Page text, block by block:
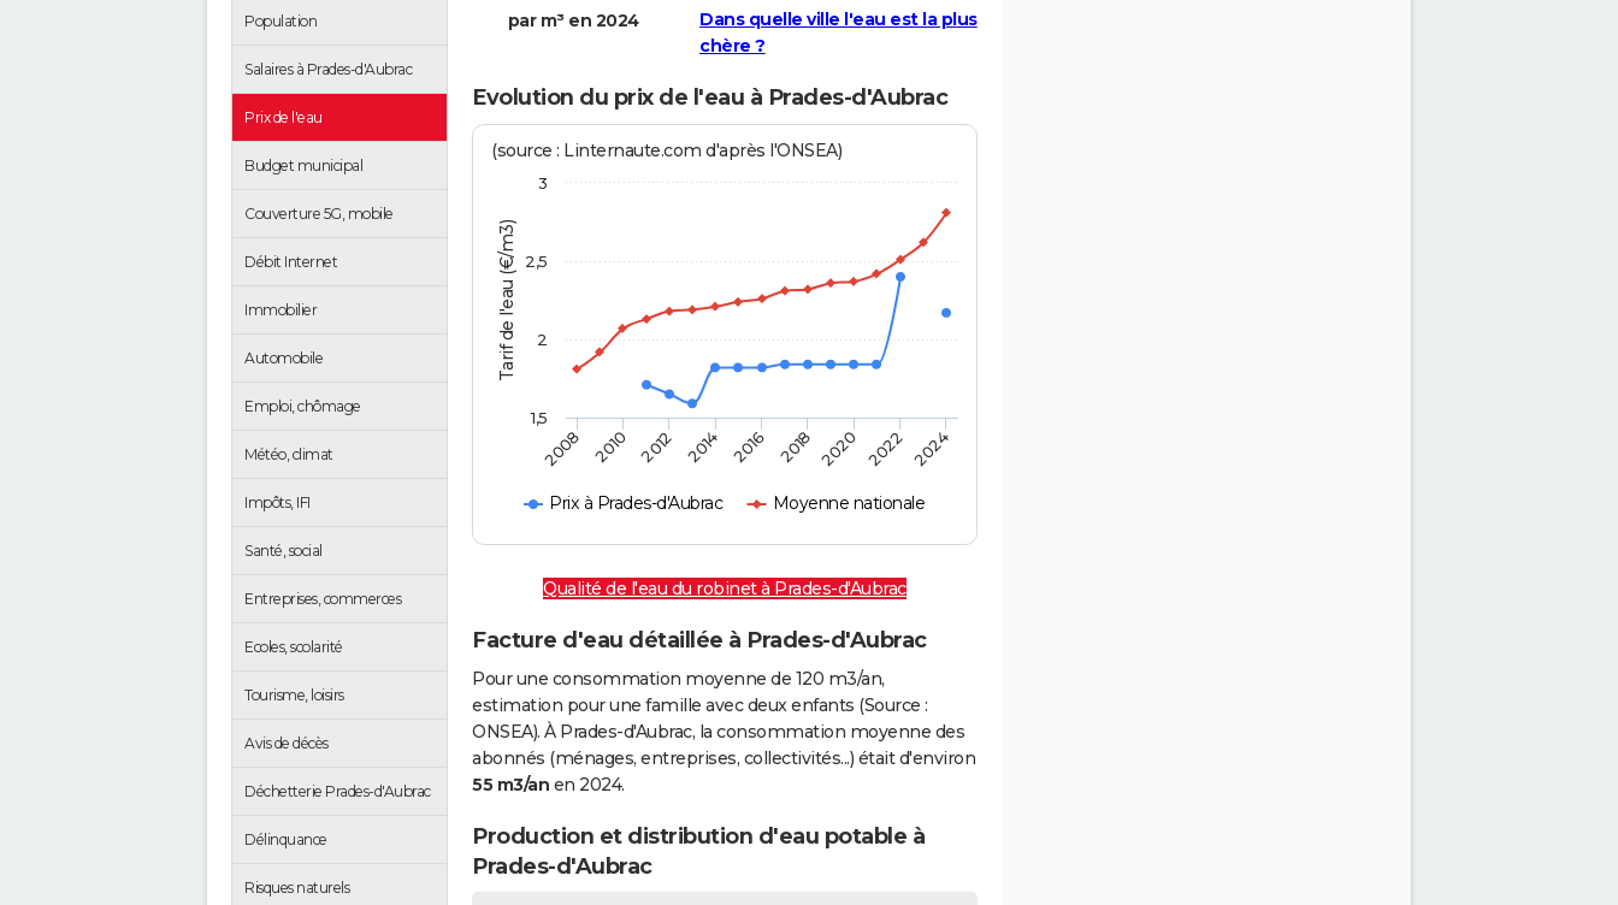
Population
Salaires à Prades-d'Aubrac
Prix de l'eau
Budget municipal
Couverture 5G, mobile
Débit Internet
Immobilier
Automobile
Emploi, chômage
Météo, climat
Impôts, IFI
Santé, social
Entreprises, commerces
Ecoles, scolarité
Tourisme, loisirs
Avis de décès
Déchetterie Prades-d'Aubrac
Délinquance
Risques naturels
par m³ en 2024
Dans quelle ville l'eau est la plus
chère ?
Evolution du prix de l'eau à Prades-d'Aubrac
Tarif de l'eau (€/m3)
(source : Linternaute.com d'après l'ONSEA)
Prix à Prades-d'Aubrac Moyenne nationale
2008 2010 2012 2014 2016 2018 2020 2022 2024
1,5
2
2,5
3
Qualité de l'eau du robinet à Prades-d'Aubrac
Facture d'eau détaillée à Prades-d'Aubrac
Pour une consommation moyenne de 120 m3/an,
estimation pour une famille avec deux enfants (Source :
ONSEA). À Prades-d'Aubrac, la consommation moyenne des
abonnés (ménages, entreprises, collectivités...) était d'environ
55 m3/an en 2024.
Production et distribution d'eau potable à
Prades-d'Aubrac